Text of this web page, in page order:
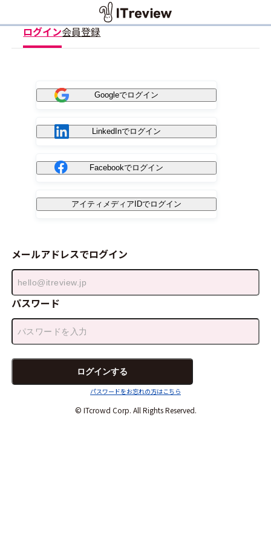
ログイン会員登録
Googleでログイン
LinkedInでログイン
Facebookでログイン
アイティメディアIDでログイン
メールアドレスでログイン
パスワード
パスワードをお忘れの方はこちら
© ITcrowd Corp. All Rights Reserved.